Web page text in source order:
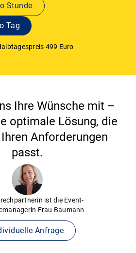
Stunde
Tag
499 Euro
Ihre Wünsche mit –
optimale Lösung, die
Anforderungen
passt.
ist die Event-
Frau Baumann
Anfrage